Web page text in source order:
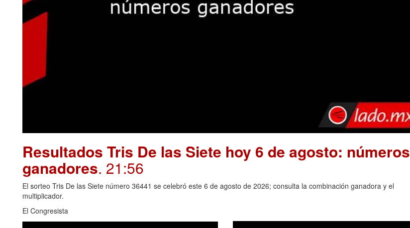
Resultados Tris De las Siete hoy 6 de agosto: números
ganadores. 21:56
El sorteo Tris De las Siete número 36441 se celebró este 6 de agosto de 2026; consulta la combinación ganadora y el
multiplicador.
El Congresista